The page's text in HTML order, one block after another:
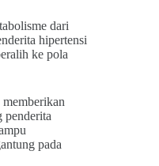
dari
hipertensi
ke pola
penderita
pada